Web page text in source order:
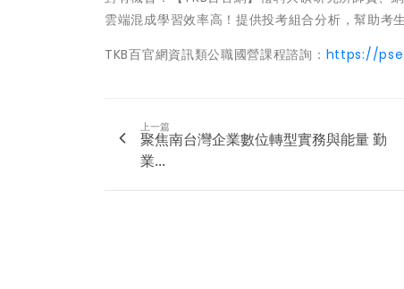
雲端混成學習效率高！提供投考組合分析，幫助考
TKB百官網資訊類公職國營課程諮詢： https://
上一篇
聚焦南台灣企業數位轉型實務與能量 勤
業...